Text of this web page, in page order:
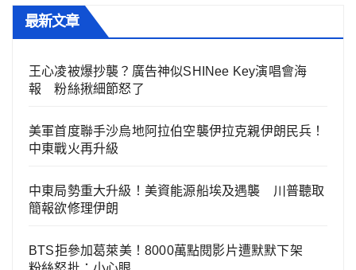
最新文章
王心凌被爆抄襲？廣告神似SHINee Key演唱會海
報 粉絲揪細節怒了
美軍首度聯手沙烏地阿拉伯空襲伊拉克親伊朗民兵！
中東戰火再升級
中東局勢重大升級！美資能源船埃及遇襲 川普聽取
簡報欲修理伊朗
BTS拒參加葛萊美！8000萬點閱影片遭默默下架